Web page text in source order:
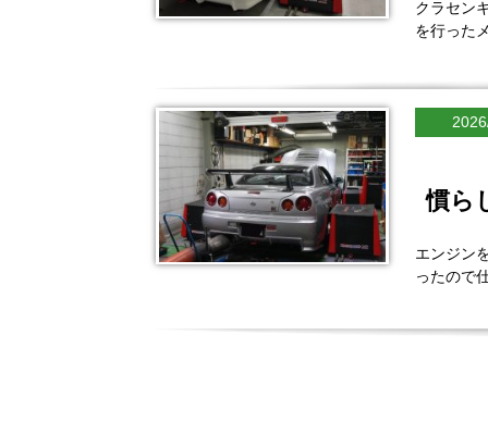
クラセン
を行った
慣ら
エンジン
ったので